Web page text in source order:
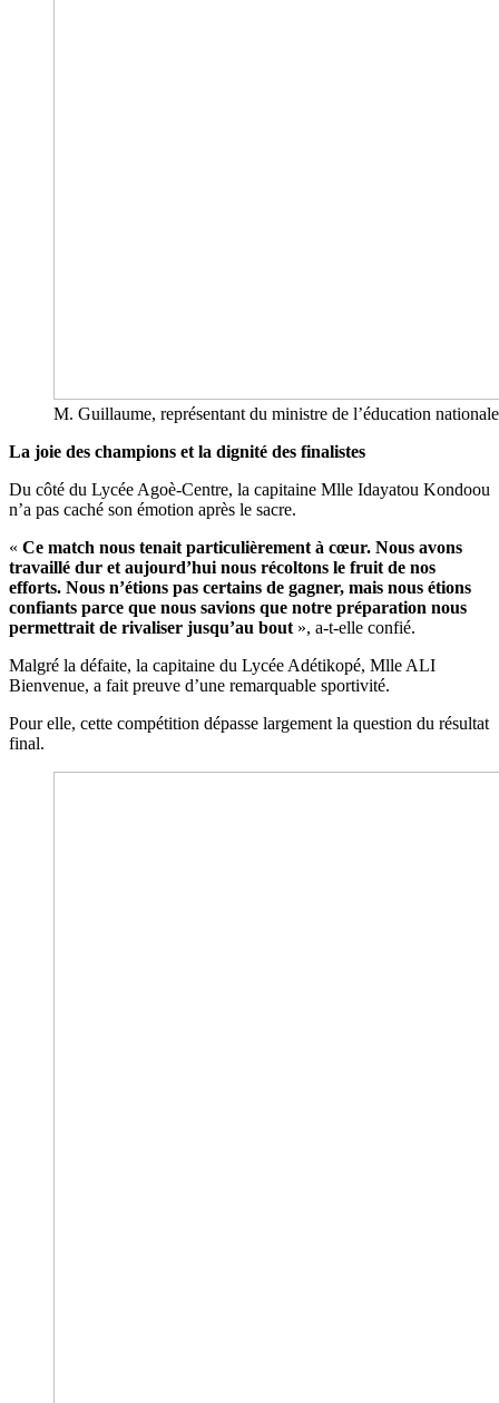
M. Guillaume, représentant du ministre de l’éducation
La joie des champions et la dignité des finalistes
Du côté du Lycée Agoè-Centre, la capitaine Mlle Idayatou Kondoou
n’a pas caché son émotion après le sacre.
« Ce match nous tenait particulièrement à cœur. Nous avons
travaillé dur et aujourd’hui nous récoltons le fruit de nos
efforts. Nous n’étions pas certains de gagner, mais nous étions
confiants parce que nous savions que notre préparation nous
permettrait de rivaliser jusqu’au bout », a-t-elle confié.
Malgré la défaite, la capitaine du Lycée Adétikopé, Mlle ALI
Bienvenue, a fait preuve d’une remarquable sportivité.
Pour elle, cette compétition dépasse largement la question du résultat
final.